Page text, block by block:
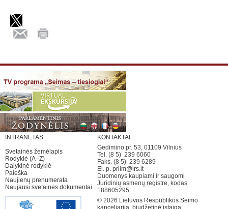
INTRANETAS
Svetainės žemėlapis
Rodyklė (A–Z)
Dalykinė rodyklė
Paieška
Naujienų prenumerata
Naujausi svetainės dokumentai
KONTAKTAI
Gedimino pr. 53, 01109 Vilnius
Tel. (8 5) 239 6060
Faks. (8 5) 239 6289
El. p. priim@lrs.lt
Duomenys kaupiami ir saugomi
Juridinių asmenų registre, kodas
188605295
© 2026 Lietuvos Respublikos Seimo
kanceliarija, biudžetinė įstaiga